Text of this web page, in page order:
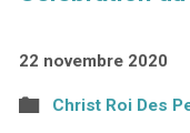
22 novembre 2020
Christ Roi Des